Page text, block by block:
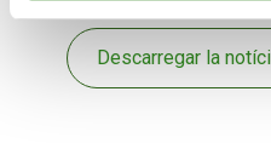
Descarregar la